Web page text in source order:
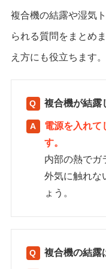
複合機の結露や湿気
られる質問をまとめ
え方にも役立ちます。
複合機が結露
電源を入れて
す。
内部の熱でガ
外気に触れな
ょう。
複合機の結露